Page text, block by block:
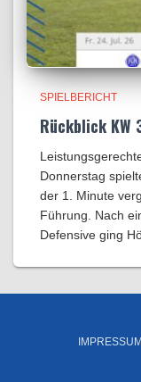
SPIELBERICHT
Rückblick KW
Donnerstag
der 1. Minute
Führung. Nach
Defensive ging
IMPRESSUM